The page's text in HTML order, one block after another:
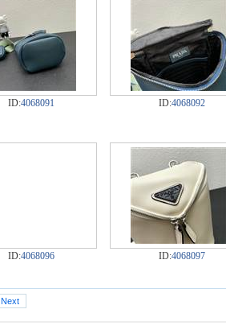
ID:4068091 ID:4068092
ID:4068096 ID:4068097
Next